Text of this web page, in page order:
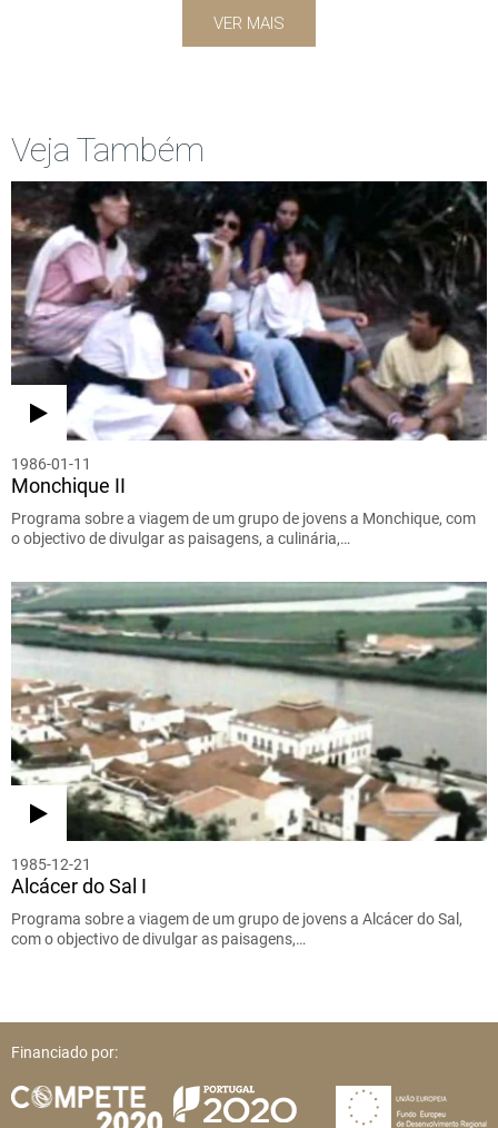
VER MAIS
Veja Também
1986-01-11
Monchique II
Programa sobre a viagem de um grupo de jovens a Monchique, com
o objectivo de divulgar as paisagens, a culinária,…
1985-12-21
Alcácer do Sal I
Programa sobre a viagem de um grupo de jovens a Alcácer do Sal,
com o objectivo de divulgar as paisagens,…
Financiado por: